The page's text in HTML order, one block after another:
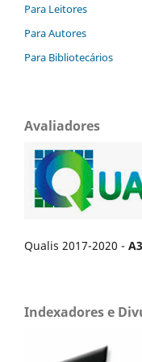
Para Leitores
Para Autores
Para Bibliotecários
Avaliadores
Qualis 2017-2020 - A3
Indexadores e